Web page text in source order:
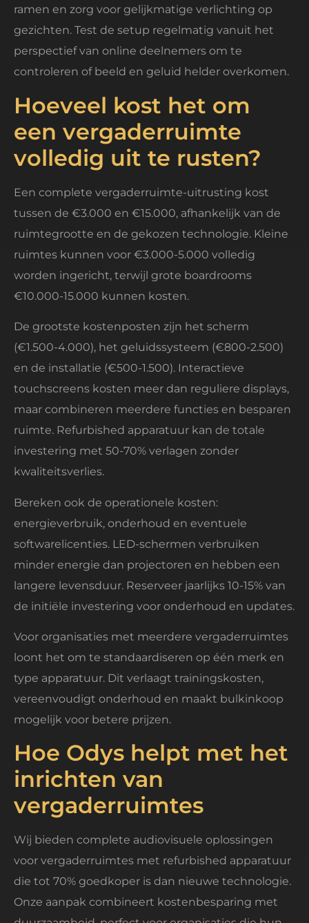
ramen en zorg voor gelijkmatige verlichting op
gezichten. Test de setup regelmatig vanuit het
perspectief van online deelnemers om te
controleren of beeld en geluid helder overkomen.
Hoeveel kost het om
een vergaderruimte
volledig uit te rusten?
Een complete vergaderruimte-uitrusting kost
tussen de €3.000 en €15.000, afhankelijk van de
ruimtegrootte en de gekozen technologie. Kleine
ruimtes kunnen voor €3.000-5.000 volledig
worden ingericht, terwijl grote boardrooms
€10.000-15.000 kunnen kosten.
De grootste kostenposten zijn het scherm
(€1.500-4.000), het geluidssysteem (€800-2.500)
en de installatie (€500-1.500). Interactieve
touchscreens kosten meer dan reguliere displays,
maar combineren meerdere functies en besparen
ruimte. Refurbished apparatuur kan de totale
investering met 50-70% verlagen zonder
kwaliteitsverlies.
Bereken ook de operationele kosten:
energieverbruik, onderhoud en eventuele
softwarelicenties. LED-schermen verbruiken
minder energie dan projectoren en hebben een
langere levensduur. Reserveer jaarlijks 10-15% van
de initiële investering voor onderhoud en updates.
Voor organisaties met meerdere vergaderruimtes
loont het om te standaardiseren op één merk en
type apparatuur. Dit verlaagt trainingskosten,
vereenvoudigt onderhoud en maakt bulkinkoop
mogelijk voor betere prijzen.
Hoe Odys helpt met het
inrichten van
vergaderruimtes
Wij bieden complete audiovisuele oplossingen
voor vergaderruimtes met refurbished apparatuur
die tot 70% goedkoper is dan nieuwe technologie.
Onze aanpak combineert kostenbesparing met